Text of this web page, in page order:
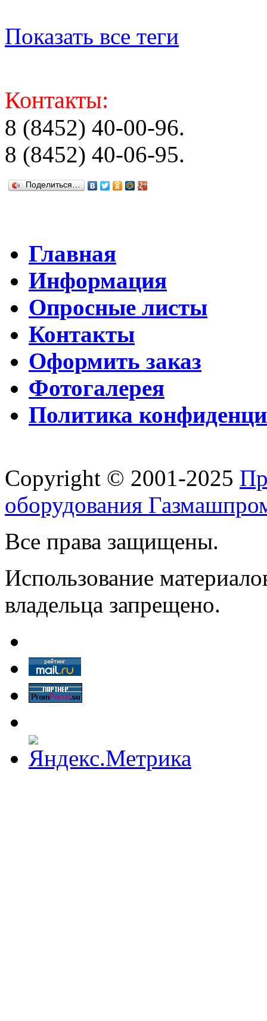
Показать все теги
Контакты:
8 (8452) 40-00-96.
8 (8452) 40-06-95.
Поделиться…
Главная
Информация
Опросные листы
Контакты
Оформить заказ
Фотогалерея
Политика
Copyright © 2001-2025
оборудования
Все права защищены.
Использование
владельца запрещено.